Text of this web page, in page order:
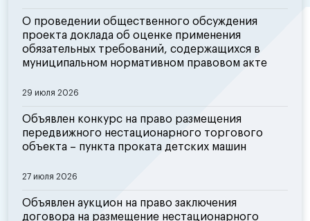
О проведении общественного обсуждения
проекта доклада об оценке применения
обязательных требований, содержащихся в
муниципальном нормативном правовом акте
29 июля 2026
Объявлен конкурс на право размещения
передвижного нестационарного торгового
объекта – пункта проката детских машин
27 июля 2026
Объявлен аукцион на право заключения
договора на размещение нестационарного